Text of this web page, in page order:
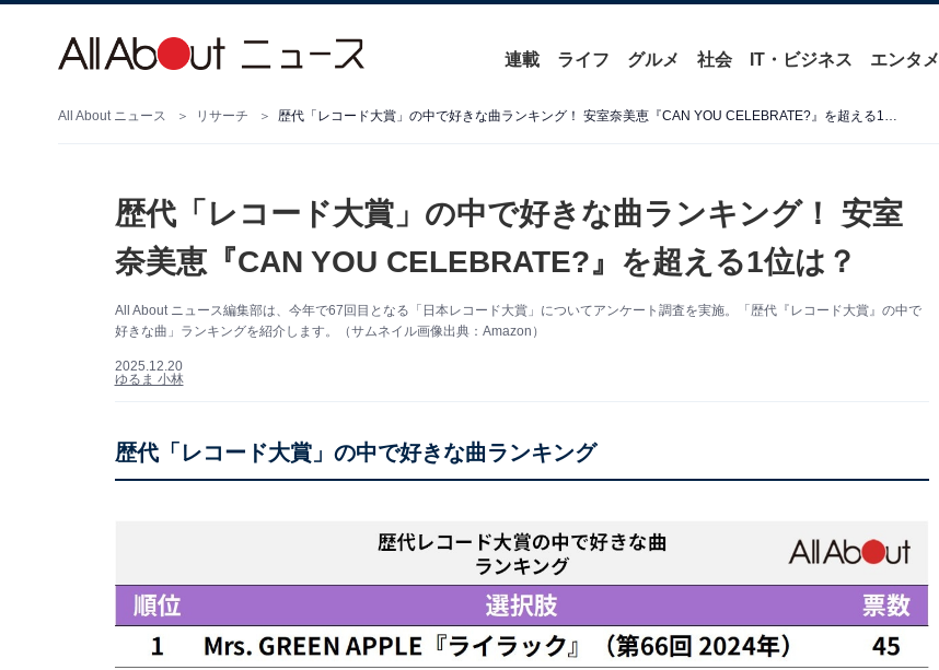
連載 ライフ グルメ 社会 IT・ビジネス エンタメ
All About ニュース リサーチ 歴代「レコード大賞」の中で好きな曲ランキング！ 安室奈美恵『CAN YOU CELEBRATE?』を超える1位は？
歴代「レコード大賞」の中で好きな曲ランキング！ 安室
奈美恵『CAN YOU CELEBRATE?』を超える1位は？
All About ニュース編集部は、今年で67回目となる「日本レコード大賞」についてアンケート調査を実施。「歴代『レコード大賞』の中で
好きな曲」ランキングを紹介します。（サムネイル画像出典：Amazon）
2025.12.20
ゆるま 小林
歴代「レコード大賞」の中で好きな曲ランキング